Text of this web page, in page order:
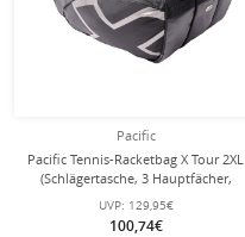
Pacific
Pacific Tennis-Racketbag X Tour 2XL
(Schlägertasche, 3 Hauptfächer,
Thermofach) 2025 schwarz/chrome
12er
UVP: 129,95€
100,74€